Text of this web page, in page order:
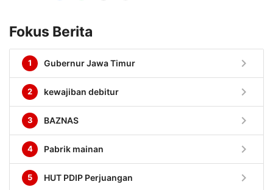
Fokus Berita
1 Gubernur Jawa Timur chevron_right
2 kewajiban debitur chevron_right
3 BAZNAS chevron_right
4 Pabrik mainan chevron_right
5 HUT PDIP Perjuangan chevron_right